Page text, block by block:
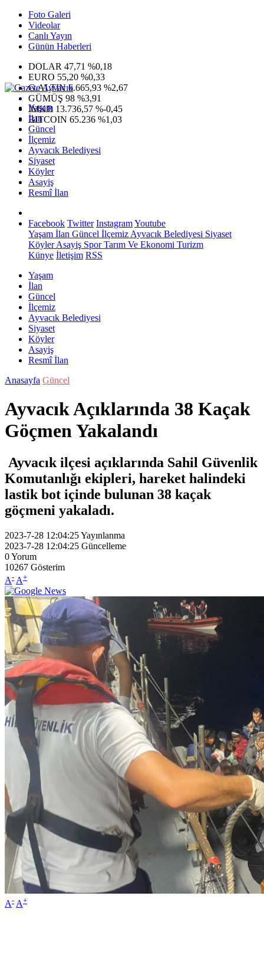
Foto Galeri
Videolar
Canlı Yayın
Günün Haberleri
DOLAR 47,71 %0,18
EURO 55,20 %0,33
G.ALTIN6.665,93 %2,67
GÜMÜŞ 98 %3,91
IMKB 13.736,57 %-0,45
BITCOIN 65.236 %1,03
Yaşam
İlan
Güncel
İlçemiz
Ayvacık Belediyesi
Siyaset
Köyler
Asayiş
Resmî İlan
Facebook Twitter InstagramYoutube
Yaşam İlan Güncel İlçemiz Ayvacık Belediyesi Siyaset
KöylerAsayiş SporTarım Ve Ekonomi Turizm
Künye İletişim RSS
Yaşam
İlan
Güncel
İlçemiz
Ayvacık Belediyesi
Siyaset
Köyler
Asayiş
Resmî İlan
Anasayfa Güncel
Ayvacık Açıklarında 38 Kaçak
Göçmen Yakalandı
Ayvacık ilçesi açıklarında Sahil Güvenlik
Komutanlığı ekipleri, hareket halindeki
lastik bot içinde bulunan 38 kaçak
göçmeni yakaladı.
2023-7-28 12:04:25Yayınlanma
2023-7-28 12:04:25 Güncelleme
0Yorum
10267 Gösterim
A- A+
A- A+